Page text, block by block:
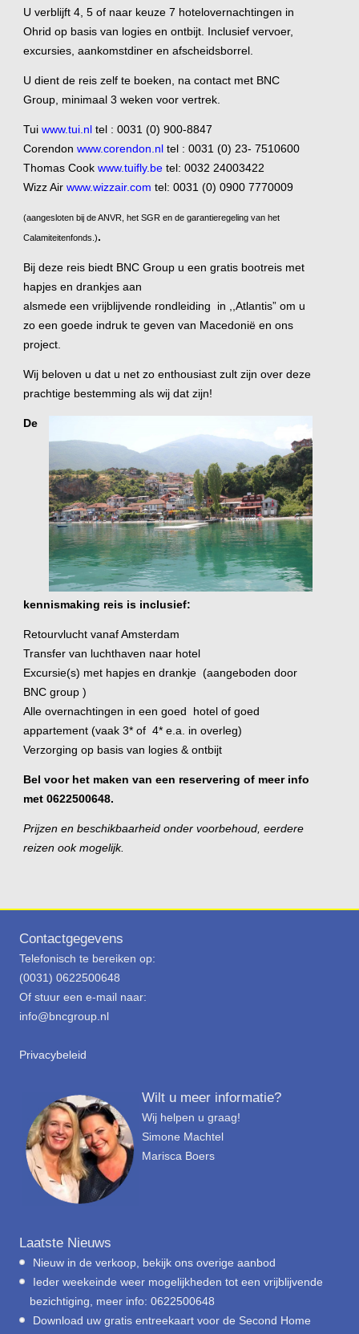
U verblijft 4, 5 of naar keuze 7 hotelovernachtingen in
Ohrid op basis van logies en ontbijt. Inclusief vervoer,
excursies, aankomstdiner en afscheidsborrel.
U dient de reis zelf te boeken, na contact met BNC
Group, minimaal 3 weken voor vertrek.
Tuiwww.tui.nl tel : 0031 (0) 900-8847
Corendonwww.corendon.nl tel : 0031 (0) 23- 7510600
Thomas Cookwww.tuifly.be tel: 0032 24003422
Wizz Airwww.wizzair.com tel: 0031 (0) 0900 7770009
(aangesloten bij de ANVR, het SGR en de garantieregeling van het
Calamiteitenfonds.).
Bij deze reis biedt BNC Group u een gratis bootreis met
hapjes en drankjes aan
alsmede een vrijblijvende rondleiding in ,,Atlantis” om u
zo een goede indruk te geven van Macedonië en ons
project.
Wij beloven u dat u net zo enthousiast zult zijn over deze
prachtige bestemming als wij dat zijn!
De
kennismaking reis is inclusief:
Retourvlucht vanaf Amsterdam
Transfer van luchthaven naar hotel
Excursie(s) met hapjes en drankje (aangeboden door
BNC group )
Alle overnachtingen in een goed hotel of goed
appartement (vaak 3* of 4* e.a. in overleg)
Verzorging op basis van logies & ontbijt
Bel voor het maken van een reservering of meer info
met 0622500648.
Prijzen en beschikbaarheid onder voorbehoud, eerdere
reizen ook mogelijk.
Contactgegevens
Telefonisch te bereiken op:
(0031) 0622500648
Of stuur een e-mail naar:
info@bncgroup.nl
Privacybeleid
Wilt u meer informatie?
Wij helpen u graag!
Simone Machtel
Marisca Boers
Laatste Nieuws
Nieuw in de verkoop, bekijk ons overige aanbod
Ieder weekeinde weer mogelijkheden tot een vrijblijvende
bezichtiging, meer info: 0622500648
Download uw gratis entreekaart voor de Second Home